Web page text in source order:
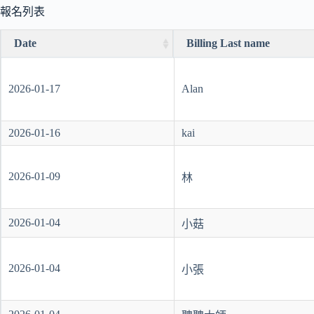
報名列表
Date Billing Last name
2026-01-17 Alan
2026-01-16 kai
2026-01-09 林
2026-01-04 小菇
2026-01-04 小張